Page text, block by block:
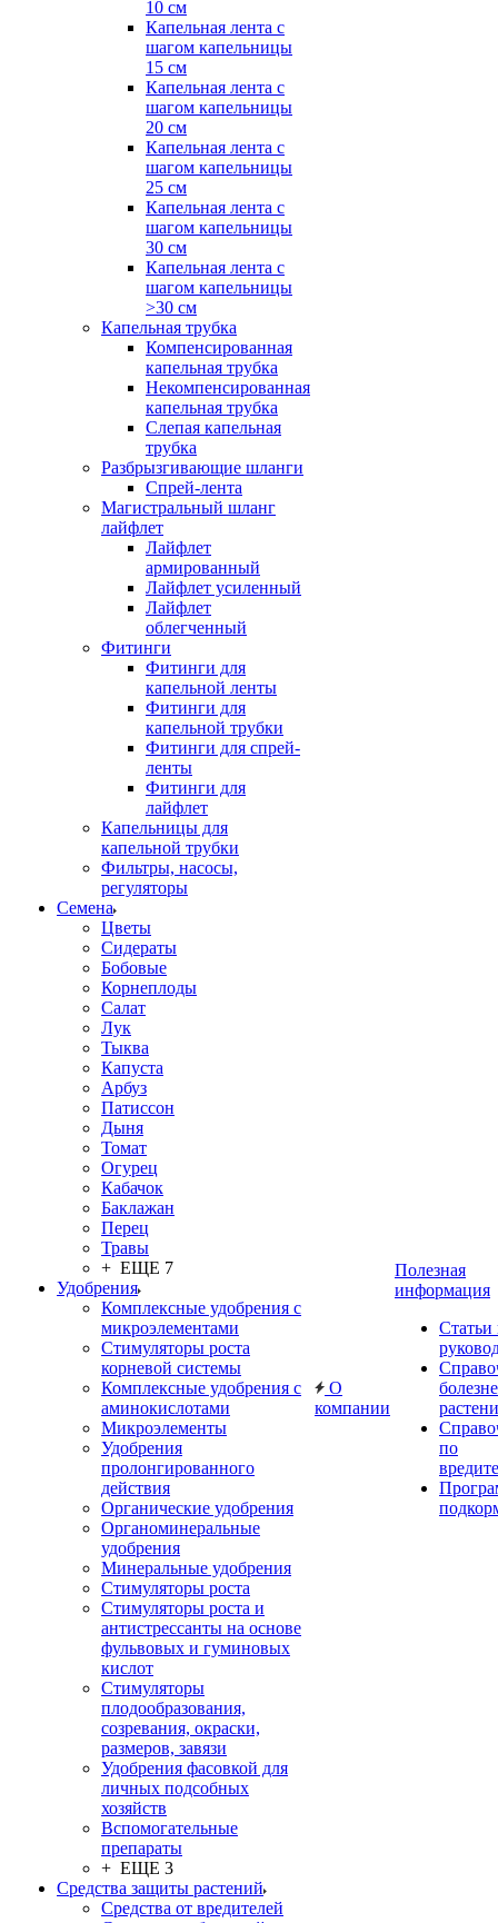
10 см
Капельная лента с
шагом капельницы
15 см
Капельная лента с
шагом капельницы
20 см
Капельная лента с
шагом капельницы
25 см
Капельная лента с
шагом капельницы
30 см
Капельная лента с
шагом капельницы
>30 см
Капельная трубка
Компенсированная
капельная трубка
Некомпенсированная
капельная трубка
Слепая капельная
трубка
Разбрызгивающие шланги
Спрей-лента
Магистральный шланг
лайфлет
Лайфлет
армированный
Лайфлет усиленный
Лайфлет
облегченный
Фитинги
Фитинги для
капельной ленты
Фитинги для
капельной трубки
Фитинги для спрей-
ленты
Фитинги для
лайфлет
Капельницы для
капельной трубки
Фильтры, насосы,
регуляторы
Семена
Цветы
Сидераты
Бобовые
Корнеплоды
Салат
Лук
Тыква
Капуста
Арбуз
Патиссон
Дыня
Томат
Огурец
Кабачок
Баклажан
Перец
Травы
+ ЕЩЕ 7
Удобрения
Комплексные удобрения с
микроэлементами
Стимуляторы роста
корневой системы
Комплексные удобрения с
аминокислотами
Микроэлементы
Удобрения
пролонгированного
действия
Органические удобрения
Органоминеральные
удобрения
Минеральные удобрения
Стимуляторы роста
Стимуляторы роста и
антистрессанты на основе
фульвовых и гуминовых
кислот
Стимуляторы
плодообразования,
созревания, окраски,
размеров, завязи
Удобрения фасовкой для
личных подсобных
хозяйств
Вспомогательные
препараты
+ ЕЩЕ 3
Средства защиты растений
Средства от вредителей
О
компании
Полезная
информация
Статьи
по